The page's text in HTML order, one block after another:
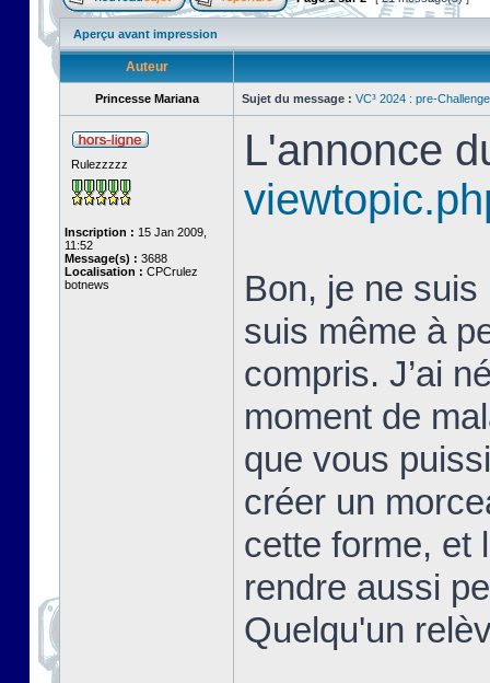
Aperçu avant impression
Auteur
Princesse Mariana Sujet du message : VC³ 2024 : pre-Challenge
Rulezzzzz
Inscription : 15 Jan 2009,
11:52
Message(s) : 3688
Localisation : CPCrulez
botnews
L'annonce
Bon, je ne
suis même à
compris. J’ai
moment de
que vous
créer un
cette forme, et
rendre aussi
Quelqu'un